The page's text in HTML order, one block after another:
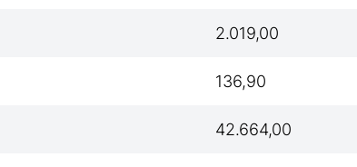
2.019,00
136,90
42.664,00